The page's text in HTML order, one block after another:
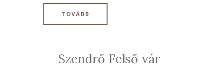
TOVÁBB
Szendrő Felső vár